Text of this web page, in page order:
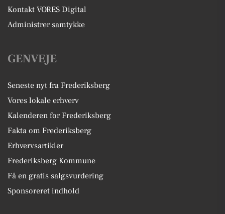
Kontakt VORES Digital
Administrer samtykke
GENVEJE
Seneste nyt fra Frederiksberg
Vores lokale erhverv
Kalenderen for Frederiksberg
Fakta om Frederiksberg
Erhvervsartikler
Frederiksberg Kommune
Få en gratis salgsvurdering
Sponsoreret indhold